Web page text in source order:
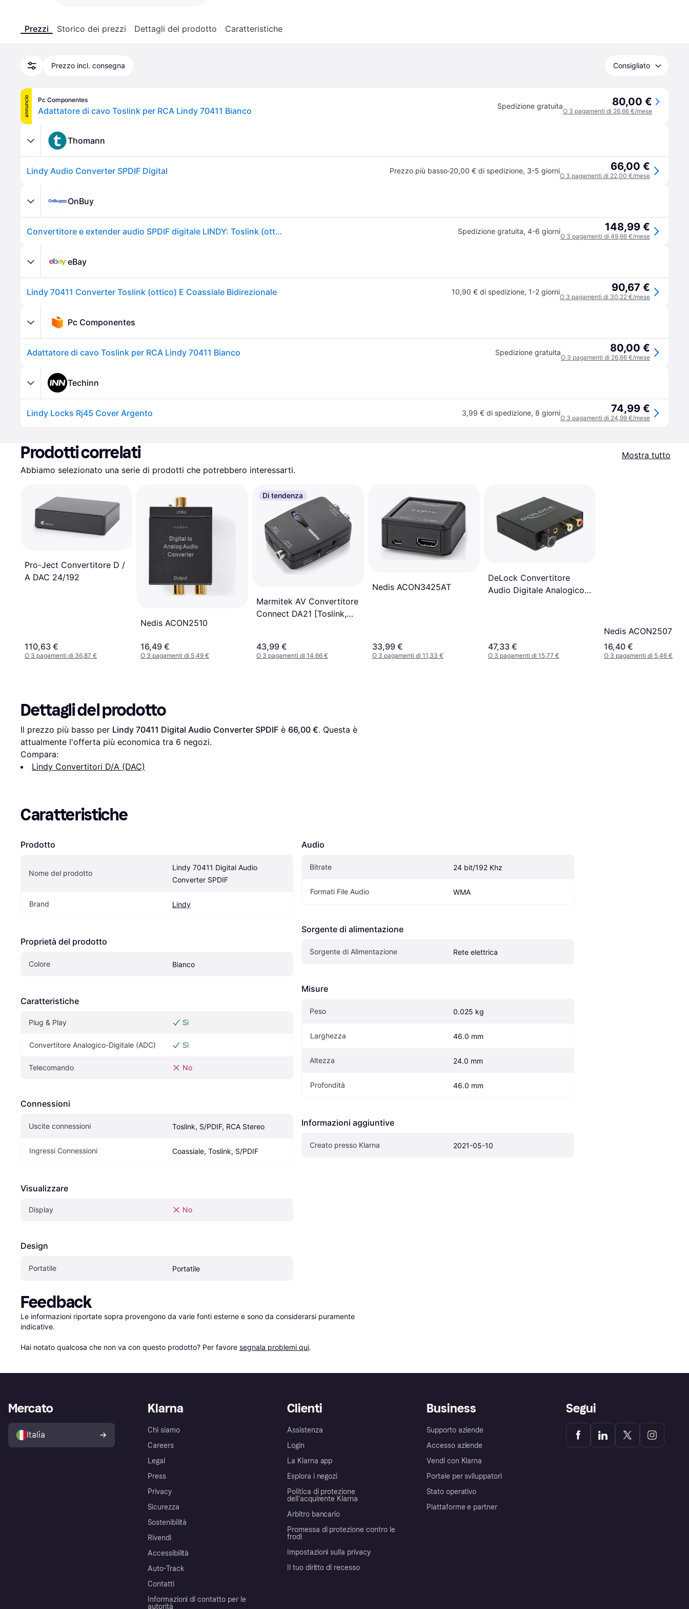
Prezzi Storico dei prezzi Dettagli del prodotto Caratteristiche
Prezzo incl. consegna Consigliato
annuncio Pc Componentes
Adattatore di cavo Toslink per RCA Lindy 70411 Bianco Spedizione gratuita 80,00 €
O 3 pagamenti di 26,66 €/mese
Thomann
Lindy Audio Converter SPDIF Digital Prezzo più basso·20,00 € di spedizione, 3-5 giorni 66,00 €
O 3 pagamenti di 22,00 €/mese
OnBuy
Convertitore e extender audio SPDIF digitale LINDY: Toslink (ottico) RCA coassiale (rame) Spedizione gratuita, 4-6 giorni 148,99 €
O 3 pagamenti di 49,66 €/mese
eBay
Lindy 70411 Converter Toslink (ottico) E Coassiale Bidirezionale 10,90 € di spedizione, 1-2 giorni 90,67 €
O 3 pagamenti di 30,22 €/mese
Pc Componentes
Adattatore di cavo Toslink per RCA Lindy 70411 Bianco Spedizione gratuita 80,00 €
O 3 pagamenti di 26,66 €/mese
Techinn
Lindy Locks Rj45 Cover Argento 3,99 € di spedizione, 8 giorni 74,99 €
O 3 pagamenti di 24,99 €/mese
Prodotti correlati
Mostra tutto
Abbiamo selezionato una serie di prodotti che potrebbero interessarti.
Pro-Ject Convertitore D /
A DAC 24/192
110,63 €
O 3 pagamenti di 36,87 €
Nedis ACON2510
16,49 €
O 3 pagamenti di 5,49 €
Di tendenza
Marmitek AV Convertitore
Connect DA21 [Toslink,
43,99 €
O 3 pagamenti di 14,66 €
Nedis ACON3425AT
33,99 €
O 3 pagamenti di 11,33 €
DeLock Convertitore
Audio Digitale Analogico
47,33 €
O 3 pagamenti di 15,77 €
Nedis ACON2507
16,40 €
O 3 pagamenti di 5,46 €
Dettagli del prodotto
Il prezzo più basso per Lindy 70411 Digital Audio Converter SPDIF è 66,00 €. Questa è
attualmente l'offerta più economica tra 6 negozi.
Compara:
Lindy Convertitori D/A (DAC)
Caratteristiche
Prodotto
Nome del prodotto
Lindy 70411 Digital Audio
Converter SPDIF
Brand Lindy
Proprietà del prodotto
Colore Bianco
Caratteristiche
Plug & Play Sì
Convertitore Analogico-Digitale (ADC) Sì
Telecomando No
Connessioni
Uscite connessioni Toslink, S/PDIF, RCA Stereo
Ingressi Connessioni Coassiale, Toslink, S/PDIF
Visualizzare
Display No
Design
Portatile Portatile
Audio
Bitrate 24 bit/192 Khz
Formati File Audio WMA
Sorgente di alimentazione
Sorgente di Alimentazione Rete elettrica
Misure
Peso 0.025 kg
Larghezza 46.0 mm
Altezza 24.0 mm
Profondità 46.0 mm
Informazioni aggiuntive
Creato presso Klarna 2021-05-10
Feedback
Le informazioni riportate sopra provengono da varie fonti esterne e sono da considerarsi puramente
indicative.
Hai notato qualcosa che non va con questo prodotto? Per favore segnala problemi qui.
Klarna
Chi siamo
Careers
Legal
Press
Privacy
Sicurezza
Sostenibilità
Rivendi
Accessibilità
Auto-Track
Contatti
Informazioni di contatto per le
autorità
Clienti
Assistenza
Login
La Klarna app
Esplora i negozi
Politica di protezione
dell'acquirente Klarna
Arbitro bancario
Promessa di protezione contro le
frodi
Impostazioni sulla privacy
Il tuo diritto di recesso
Business
Supporto aziende
Accesso aziende
Vendi con Klarna
Portale per sviluppatori
Stato operativo
Piattaforme e partner
Mercato
Italia
Segui